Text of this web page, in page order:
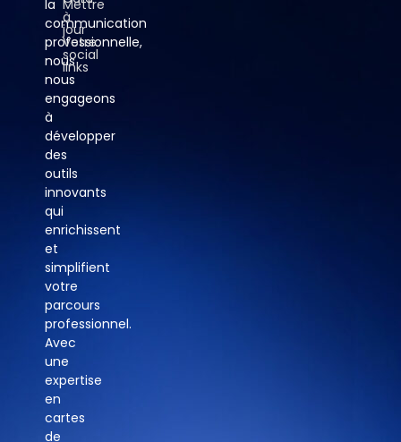
la
communication
professionnelle,
nous
nous
engageons
à
développer
des
outils
innovants
qui
enrichissent
et
simplifient
votre
parcours
professionnel.
Avec
une
expertise
en
cartes
de
Mettre
à
jour
Votre
social
links